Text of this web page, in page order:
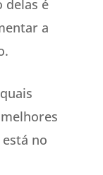
delas é
a
no